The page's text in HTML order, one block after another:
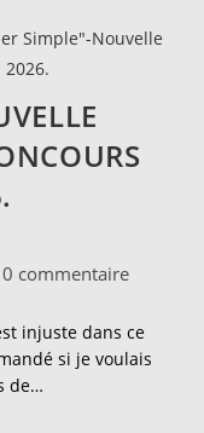
:
0 commentaire
injuste dans ce
si je voulais
de…